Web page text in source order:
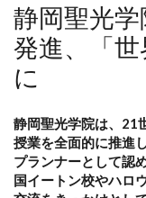
静岡聖光
発進、「
に
静岡聖光学院は、21
授業を全面的に推進
プランナーとして認
国イートン校やハロ